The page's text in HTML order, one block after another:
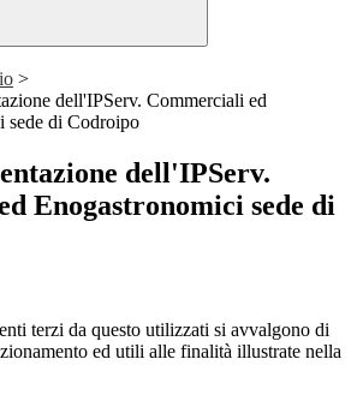
>
dell'IPServ. Commerciali ed
sede di Codroipo
dell'IPServ.
Enogastronomici sede di
terzi da questo utilizzati si avvalgono di
ed utili alle finalità illustrate nella